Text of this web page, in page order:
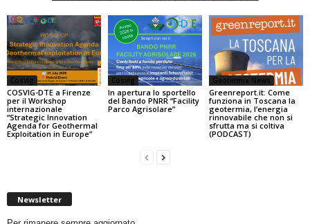
Cosvig
COSVIG-DTE a Firenze
per il Workshop
internazionale
“Strategic Innovation
Agenda for Geothermal
Exploitation in Europe”
Cosvig
In apertura lo sportello
del Bando PNRR “Facility
Parco Agrisolare”
Geotermia News
Greenreport.it: Come
funziona in Toscana la
geotermia, l’energia
rinnovabile che non si
sfrutta ma si coltiva
(PODCAST)
Newsletter